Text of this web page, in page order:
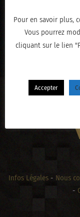
« PRÉCÉDENT
Infos Légales - Nous
-
Pour en savoir plus,
Vous pourrez
cliquant sur le lien
Accepter